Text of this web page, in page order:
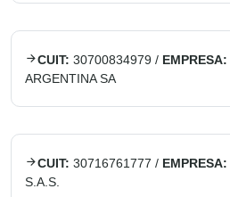
CUIT: 30700834979 / EMPRESA:
ARGENTINA SA
CUIT: 30716761777 / EMPRESA:
S.A.S.